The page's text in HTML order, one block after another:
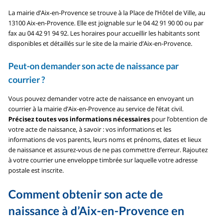
La mairie d’Aix-en-Provence se trouve à la Place de l’Hôtel de Ville, au
13100 Aix-en-Provence. Elle est joignable sur le 04 42 91 90 00 ou par
fax au 04 42 91 94 92. Les horaires pour accueillir les habitants sont
disponibles et détaillés sur le site de la mairie d’Aix-en-Provence.
Peut-on demander son acte de naissance par
courrier ?
Vous pouvez demander votre acte de naissance en envoyant un
courrier à la mairie d’Aix-en-Provence au service de l’état civil.
Précisez toutes vos informations nécessaires pour l’obtention de
votre acte de naissance, à savoir : vos informations et les
informations de vos parents, leurs noms et prénoms, dates et lieux
de naissance et assurez-vous de ne pas commettre d’erreur. Rajoutez
à votre courrier une enveloppe timbrée sur laquelle votre adresse
postale est inscrite.
Comment obtenir son acte de
naissance à d’Aix-en-Provence en